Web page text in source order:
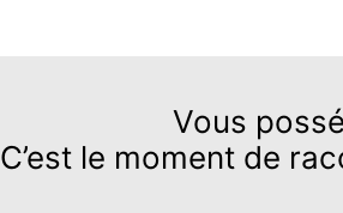
Vous
C’est le moment de